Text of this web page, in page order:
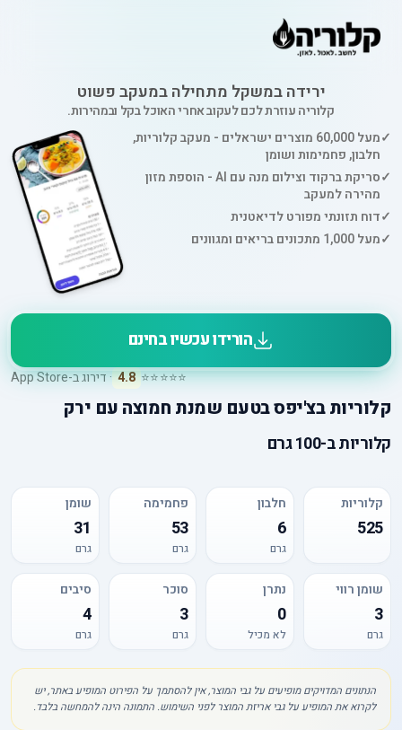
ירידה במשקל מתחילה במעקב פשוט
קלוריה עוזרת לכם לעקוב אחרי האוכל בקל ובמהירות.
✓
מעל 60,000 מוצרים ישראלים - מעקב קלוריות,
חלבון, פחמימות ושומן
✓
סריקת ברקוד וצילום מנה עם AI - הוספת מזון
מהירה למעקב
✓דוח תזונתי מפורט לדיאטנית
✓מעל 1,000 מתכונים בריאים ומגוונים
הורידו עכשיו בחינם
⭐⭐⭐⭐⭐
4.8 · דירוג ב-App Store
קלוריותבצ'יפס בטעם שמנת חמוצה עם ירק
קלוריותב-100 גרם
קלוריות
525
חלבון
6
גרם
פחמימה
53
גרם
שומן
31
גרם
שומן רווי
3
גרם
נתרן
0
לא מכיל
סוכר
3
גרם
סיבים
4
גרם
הנתונים המדויקים מופיעים על גבי המוצר, אין להסתמך על הפירוט המופיע באתר, יש
לקרוא את המופיע על גבי אריזת המוצר לפני השימוש. התמונה הינה להמחשה בלבד.